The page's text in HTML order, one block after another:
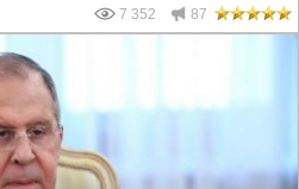
7 352 87